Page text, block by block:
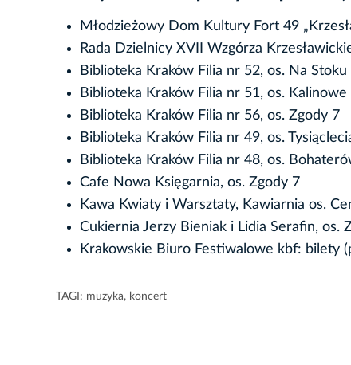
Młodzieżowy Dom Kultury Fort 49
Rada Dzielnicy XVII Wzgórza
Biblioteka Kraków Filia nr 52, os. Na Stoku
Biblioteka Kraków Filia nr 51, os. Kalinowe
Biblioteka Kraków Filia nr 56, os. Zgody 7
Biblioteka Kraków Filia nr 49, os.
Biblioteka Kraków Filia nr 48, os.
Cafe Nowa Księgarnia, os. Zgody 7
Kawa Kwiaty i Warsztaty, Kawiarnia os.
Cukiernia Jerzy Bieniak i Lidia Serafin, os.
Krakowskie Biuro Festiwalowe kbf: bilety
TAGI: muzyka, koncert